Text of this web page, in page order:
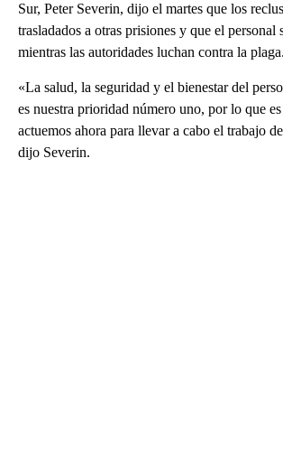
Sur, Peter Severin, dijo el martes que los
trasladados a otras prisiones y que el personal
mientras las autoridades luchan contra la plaga.
«La salud, la seguridad y el bienestar del
es nuestra prioridad número uno, por lo que
actuemos ahora para llevar a cabo el trabajo
dijo Severin.